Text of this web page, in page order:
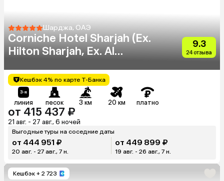
Шарджа, ОАЭ
Corniche Hotel Sharjah (Ex.
Hilton Sharjah, Ex. Al
9.3
24 отзыва
Кешбэк 4% по карте Т-Банка
линия песок 3 км 20 км платно
от 415 437 ₽
21 авг. - 27 авг., 6 ночей
Выгодные туры на соседние даты
от 444 951 ₽
20 авг. - 27 авг., 7 н.
от 449 899 ₽
19 авг. - 26 авг., 7 н.
Кешбэк + 2 723